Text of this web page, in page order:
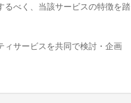
るべく、当該サービスの特徴を踏
ィサービスを共同で検討・企画